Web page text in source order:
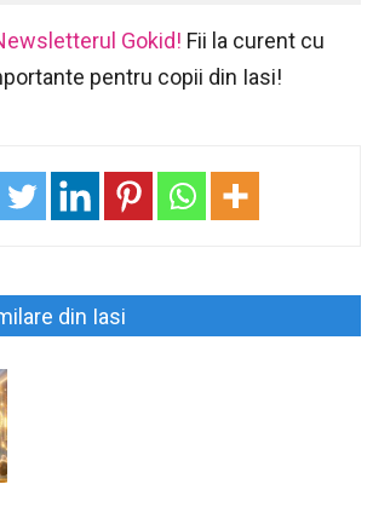
Gokid! Fii la curent cu
pentru copii din Iasi!
din Iasi